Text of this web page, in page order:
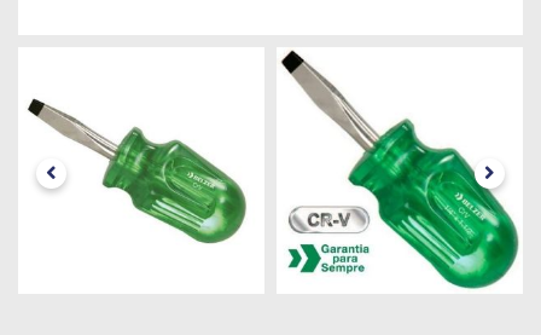
Pneumáticos
Tintas
e